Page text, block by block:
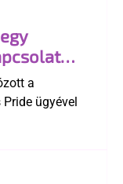
a
ügyével